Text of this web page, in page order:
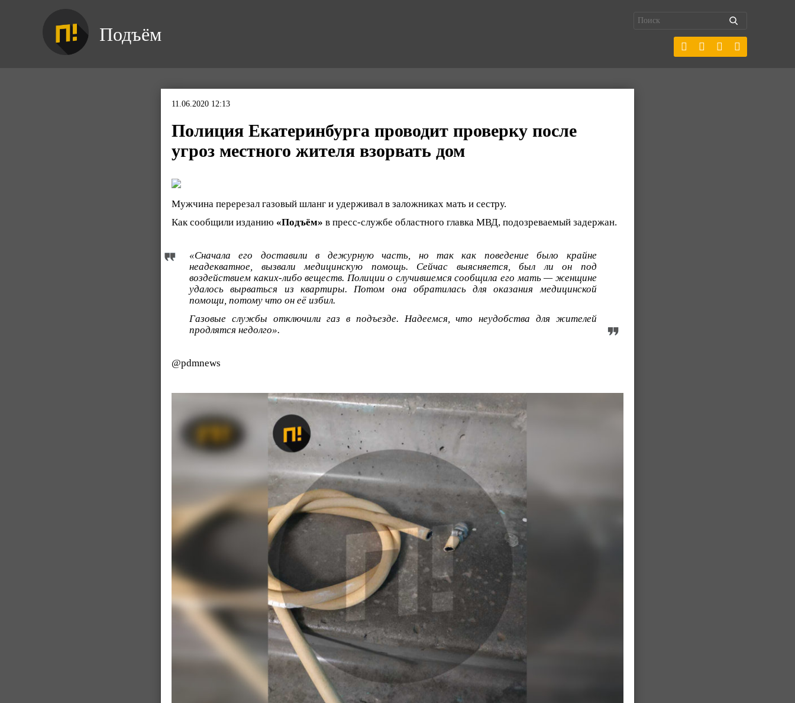
Подъём
11.06.2020 12:13
Полиция Екатеринбурга проводит проверку после
угроз местного жителя взорвать дом
Мужчина перерезал газовый шланг и удерживал в заложниках мать и сестру.
Как сообщили изданию «Подъём» в пресс-службе областного главка МВД, подозреваемый задержан.
«Сначала его доставили в дежурную часть, но так как поведение было крайне
неадекватное, вызвали медицинскую помощь. Сейчас выясняется, был ли он под
воздействием каких-либо веществ. Полиции о случившемся сообщила его мать — женщине
удалось вырваться из квартиры. Потом она обратилась для оказания медицинской
помощи, потому что он её избил.
Газовые службы отключили газ в подъезде. Надеемся, что неудобства для жителей
продлятся недолго».
@pdmnews